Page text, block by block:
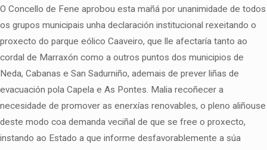
O Concello de Fene aprobou esta mañá por unanimidade de todos
os grupos municipais unha declaración institucional rexeitando o
proxecto do parque eólico Caaveiro, que lle afectaría tanto ao
cordal de Marraxón como a outros puntos dos municipios de
Neda, Cabanas e San Sadurniño, ademais de prever liñas de
evacuación pola Capela e As Pontes. Malia recoñecer a
necesidade de promover as enerxías renovables, o pleno aliñouse
deste modo coa demanda veciñal de que se free o proxecto,
instando ao Estado a que informe desfavorablemente a súa